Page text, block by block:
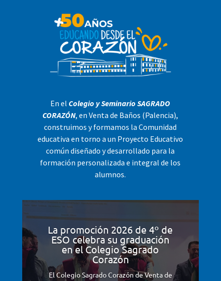
En el Colegio y Seminario SAGRADO
CORAZÓN, en Venta de Baños (Palencia),
construimos y formamos la Comunidad
educativa en torno a un Proyecto Educativo
común diseñado y desarrollado para la
formación personalizada e integral de los
alumnos.
La promoción 2026 de 4º de
ESO celebra su graduación
en el Colegio Sagrado
Corazón
El Colegio Sagrado Corazón de Venta de